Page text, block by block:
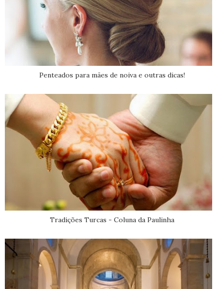
Penteados para mães de noiva e outras dicas!
Tradições Turcas - Coluna da Paulinha